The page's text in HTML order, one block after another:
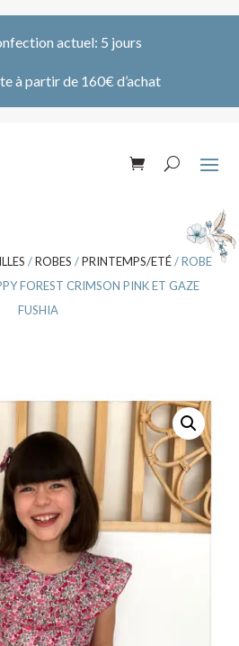
actuel: 5 jours
à partir de 160€ d’achat
/ROBES /PRINTEMPS/ETÉ/ ROBE
FOREST CRIMSON PINK ET GAZE
FUSHIA